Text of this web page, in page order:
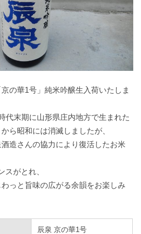
の華1号」純米吟醸生入荷いたしま
代末期に山形県庄内地方で生まれた
ら昭和には消滅しましたが、
造さんの協力により復活したお米
スがとれ、
っと旨味の広がる余韻をお楽しみ
辰泉 京の華1号